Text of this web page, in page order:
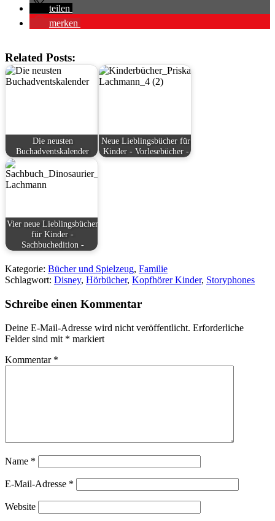
teilen
merken
Related Posts:
Die neusten
Buchadventskalender
Neue Lieblingsbücher für
Kinder - Vorlesebücher -
Vier neue Lieblingsbücher
für Kinder -
Sachbuchedition -
Kategorie: Bücher und Spielzeug, Familie
Schlagwort: Disney, Hörbücher, Kopfhörer Kinder, Storyphones
Schreibe einen Kommentar
Deine E-Mail-Adresse wird nicht veröffentlicht. Erforderliche
Felder sind mit * markiert
Kommentar *
Name *
E-Mail-Adresse *
Website